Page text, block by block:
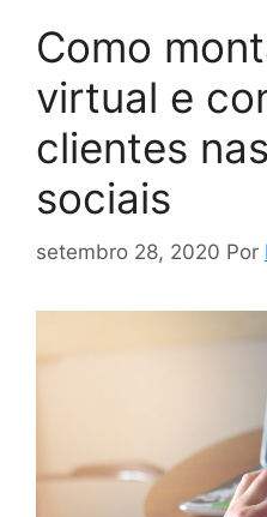
Como
virtual e
clientes
sociais
setembro 28, 2020 Por